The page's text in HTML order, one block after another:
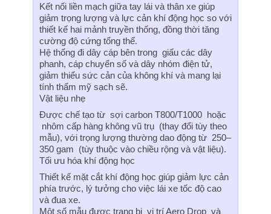
Kết nối liền mạch giữa tay lái và thân xe giúp
giảm trọng lượng và lực cản khí động học so với
thiết kế hai mảnh truyền thống, đồng thời tăng
cường độ cứng tổng thể.
Hệ thống đi dây cáp bên trong giấu các dây
phanh, cáp chuyển số và dây nhóm điện tử,
giảm thiểu sức cản của không khí và mang lại
tính thẩm mỹ sạch sẽ.
Vật liệu nhẹ
Được chế tạo từ sợi carbon T800/T1000 hoặc
nhôm cấp hàng không vũ trụ (thay đổi tùy theo
mẫu), với trọng lượng thường dao động từ 250–
350 gam (tùy thuộc vào chiều rộng và vật liệu).
Tối ưu hóa khí động học
Thiết kế mặt cắt khí động học giúp giảm lực cản
phía trước, lý tưởng cho việc lái xe tốc độ cao
và đua xe.
Một số mẫu được trang bị vị trí Aero Drop và